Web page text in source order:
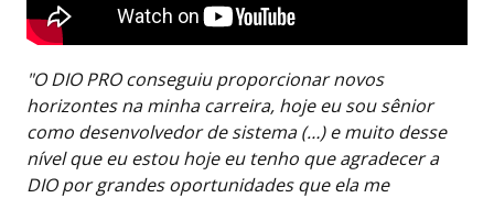
"O DIO PRO conseguiu proporcionar novos
horizontes na minha carreira, hoje eu sou sênior
como desenvolvedor de sistema (…) e muito desse
nível que eu estou hoje eu tenho que agradecer a
DIO por grandes oportunidades que ela me